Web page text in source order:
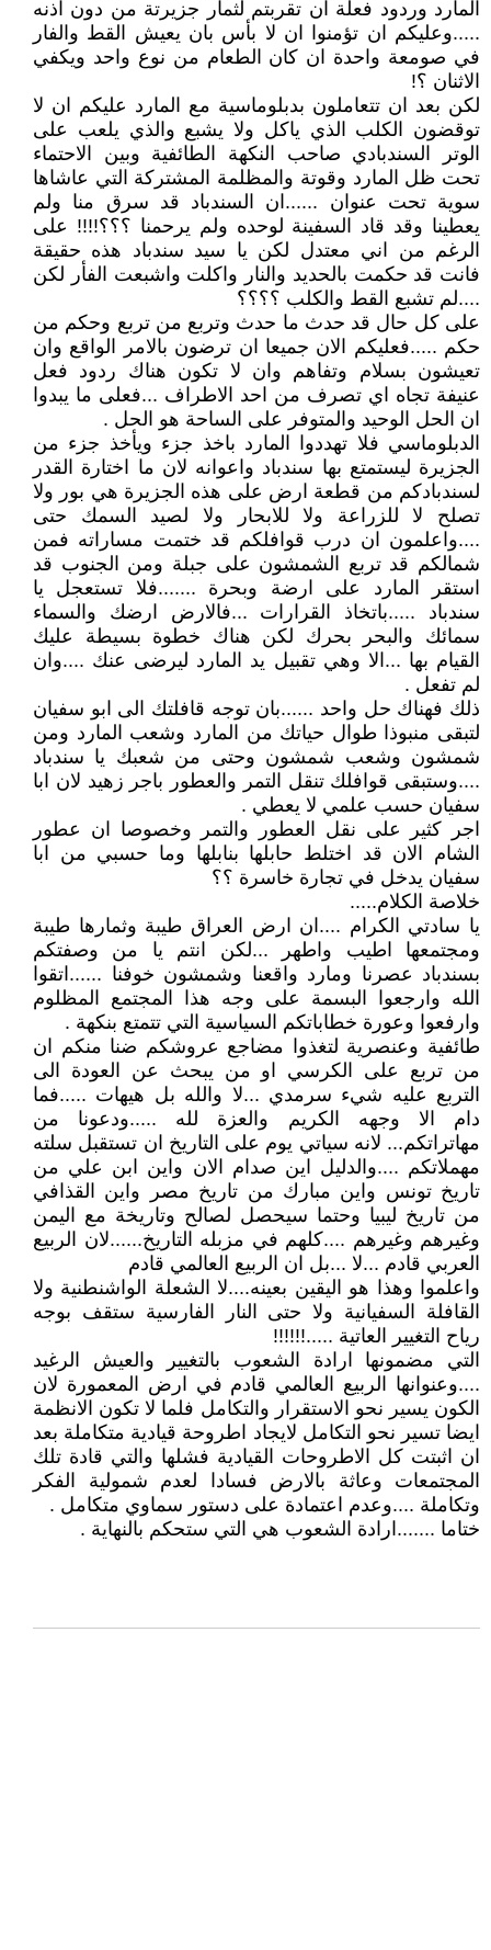
المارد وردود فعلة ان تقربتم لثمار جزيرتة من دون اذنه
.....وعليكم ان تؤمنوا ان لا بأس بان يعيش القط والفار
في صومعة واحدة ان كان الطعام من نوع واحد ويكفي
الاثنان ؟!
لكن بعد ان تتعاملون بدبلوماسية مع المارد عليكم ان لا
توقضون الكلب الذي ياكل ولا يشبع والذي يلعب على
الوتر السندبادي صاحب النكهة الطائفية وبين الاحتماء
تحت ظل المارد وقوتة والمظلمة المشتركة التي عاشاها
سوية تحت عنوان ......ان السندباد قد سرق منا ولم
يعطينا وقد قاد السفينة لوحده ولم يرحمنا ؟؟؟!!!! على
الرغم من اني معتدل لكن يا سيد سندباد هذه حقيقة
فانت قد حكمت بالحديد والنار واكلت واشبعت الفأر لكن
....لم تشبع القط والكلب ؟؟؟؟
على كل حال قد حدث ما حدث وتربع من تربع وحكم من
حكم .....فعليكم الان جميعا ان ترضون بالامر الواقع وان
تعيشون بسلام وتفاهم وان لا تكون هناك ردود فعل
عنيفة تجاه اي تصرف من احد الاطراف ...فعلى ما يبدوا
ان الحل الوحيد والمتوفر على الساحة هو الحل .
الدبلوماسي فلا تهددوا المارد باخذ جزء ويأخذ جزء من
الجزيرة ليستمتع بها سندباد واعوانه لان ما اختارة القدر
لسندبادكم من قطعة ارض على هذه الجزيرة هي بور ولا
تصلح لا للزراعة ولا للابحار ولا لصيد السمك حتى
....واعلمون ان درب قوافلكم قد ختمت مساراته فمن
شمالكم قد تربع الشمشون على جبلة ومن الجنوب قد
استقر المارد على ارضة وبحرة .......فلا تستعجل يا
سندباد .....باتخاذ القرارات ...فالارض ارضك والسماء
سمائك والبحر بحرك لكن هناك خطوة بسيطة عليك
القيام بها ...الا وهي تقبيل يد المارد ليرضى عنك ....وان
لم تفعل .
ذلك فهناك حل واحد ......بان توجه قافلتك الى ابو سفيان
لتبقى منبوذا طوال حياتك من المارد وشعب المارد ومن
شمشون وشعب شمشون وحتى من شعبك يا سندباد
....وستبقى قوافلك تنقل التمر والعطور باجر زهيد لان ابا
سفيان حسب علمي لا يعطي .
اجر كثير على نقل العطور والتمر وخصوصا ان عطور
الشام الان قد اختلط حابلها بنابلها وما حسبي من ابا
سفيان يدخل في تجارة خاسرة ؟؟
خلاصة الكلام.....
يا سادتي الكرام ....ان ارض العراق طيبة وثمارها طيبة
ومجتمعها اطيب واطهر ...لكن انتم يا من وصفتكم
بسندباد عصرنا ومارد واقعنا وشمشون خوفنا ......اتقوا
الله وارجعوا البسمة على وجه هذا المجتمع المظلوم
وارفعوا وعورة خطاباتكم السياسية التي تتمتع بنكهة .
طائفية وعنصرية لتغذوا مضاجع عروشكم ضنا منكم ان
من تربع على الكرسي او من يبحث عن العودة الى
التربع عليه شيء سرمدي ...لا والله بل هيهات .....فما
دام الا وجهه الكريم والعزة لله .....ودعونا من
مهاتراتكم... لانه سياتي يوم على التاريخ ان تستقبل سلته
مهملاتكم ....والدليل اين صدام الان واين ابن علي من
تاريخ تونس واين مبارك من تاريخ مصر واين القذافي
من تاريخ ليبيا وحتما سيحصل لصالح وتاريخة مع اليمن
وغيرهم وغيرهم ....كلهم في مزبله التاريخ......لان الربيع
العربي قادم ...لا ...بل ان الربيع العالمي قادم
واعلموا وهذا هو اليقين بعينه....لا الشعلة الواشنطنية ولا
القافلة السفيانية ولا حتى النار الفارسية ستقف بوجه
رياح التغيير العاتية .....!!!!!!
التي مضمونها ارادة الشعوب بالتغيير والعيش الرغيد
....وعنوانها الربيع العالمي قادم في ارض المعمورة لان
الكون يسير نحو الاستقرار والتكامل فلما لا تكون الانظمة
ايضا تسير نحو التكامل لايجاد اطروحة قيادية متكاملة بعد
ان اثبتت كل الاطروحات القيادية فشلها والتي قادة تلك
المجتمعات وعاثة بالارض فسادا لعدم شمولية الفكر
وتكاملة ....وعدم اعتمادة على دستور سماوي متكامل .
ختاما .......ارادة الشعوب هي التي ستحكم بالنهاية .